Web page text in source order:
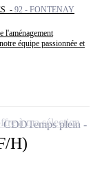
- 92 - FONTENAY
l'aménagement
équipe passionnée et
H)
CDDTemps plein
à ma sélection